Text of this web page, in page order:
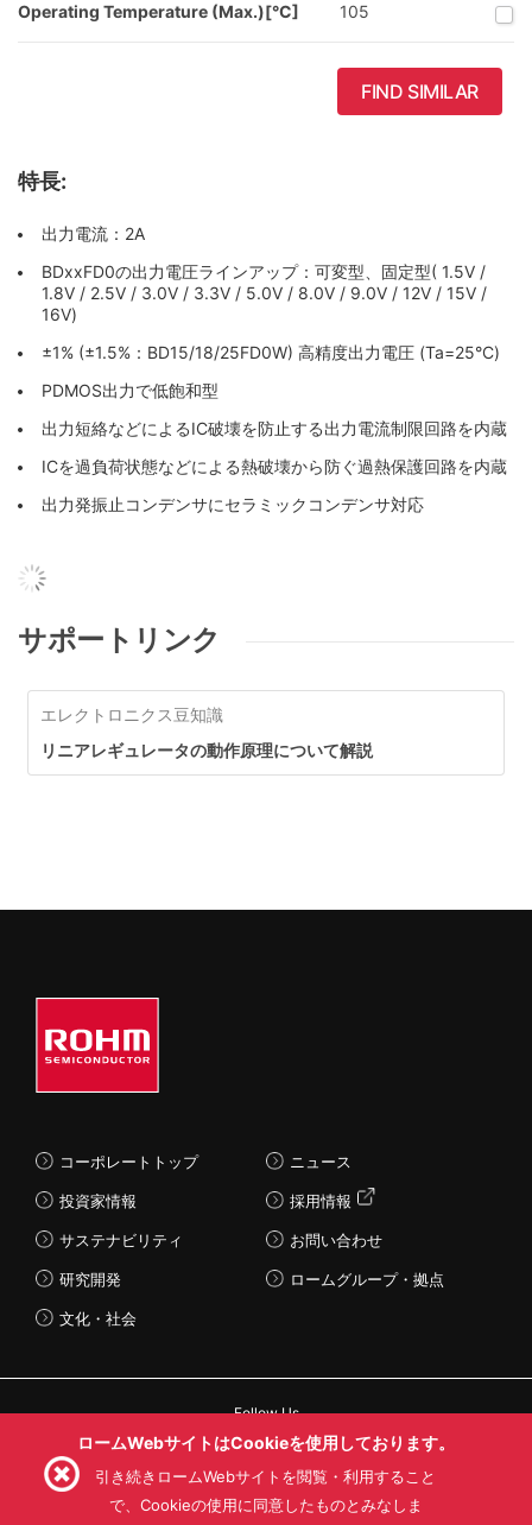
Operating Temperature (Max.)[°C] 105
FIND SIMILAR
特長:
出力電流：2A
BDxxFD0の出力電圧ラインアップ：可変型、固定型( 1.5V /
1.8V / 2.5V / 3.0V / 3.3V / 5.0V / 8.0V / 9.0V / 12V / 15V /
16V)
±1% (±1.5%：BD15/18/25FD0W) 高精度出力電圧 (Ta=25°C)
PDMOS出力で低飽和型
出力短絡などによるIC破壊を防止する出力電流制限回路を内蔵
ICを過負荷状態などによる熱破壊から防ぐ過熱保護回路を内蔵
出力発振止コンデンサにセラミックコンデンサ対応
サポートリンク
エレクトロニクス豆知識
リニアレギュレータの動作原理について解説
コーポレートトップ
投資家情報
サステナビリティ
研究開発
文化・社会
ニュース
採用情報
お問い合わせ
ロームグループ・拠点
Follow Us
ロームWebサイトはCookieを使用しております。
引き続きロームWebサイトを閲覧・利用すること
で、Cookieの使用に同意したものとみなしま